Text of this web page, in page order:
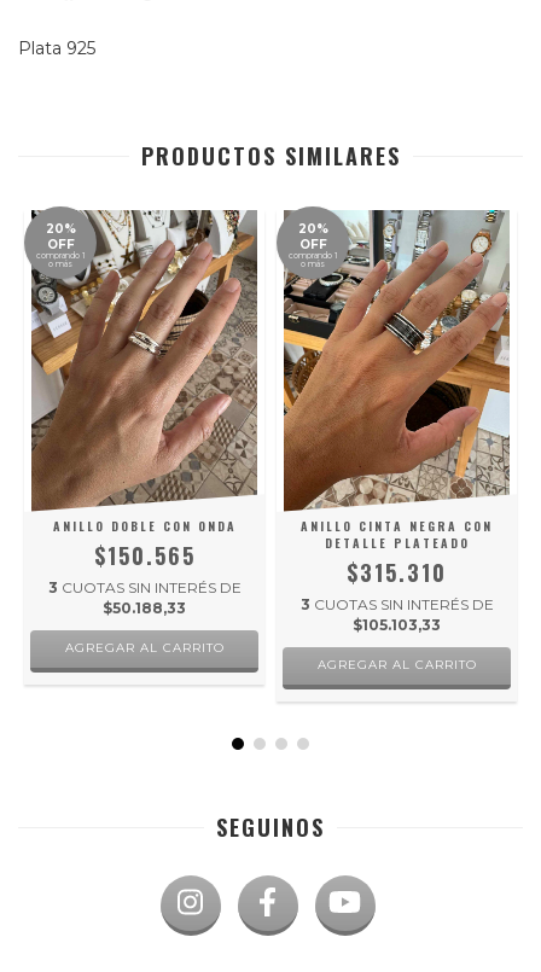
Plata 925
PRODUCTOS SIMILARES
20%
OFF
comprando 1
o más
ANILLO DOBLE CON ONDA
$150.565
3 CUOTAS SIN INTERÉS DE
$50.188,33
AGREGAR AL CARRITO
20%
OFF
comprando 1
o más
ANILLO CINTA NEGRA CON
DETALLE PLATEADO
$315.310
3 CUOTAS SIN INTERÉS DE
$105.103,33
AGREGAR AL CARRITO
SEGUINOS